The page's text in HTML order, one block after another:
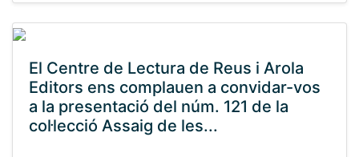
El Centre de Lectura de Reus i Arola
Editors ens complauen a convidar-vos
a la presentació del núm. 121 de la
col·lecció Assaig de les...